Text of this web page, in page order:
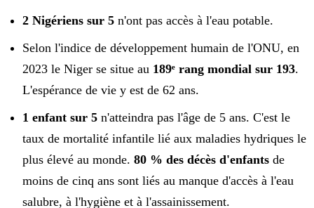
2 Nigériens sur 5 n'ont pas accès à l'eau potable.
Selon l'indice de développement humain de l'ONU, en
2023 le Niger se situe au 189ᵉ rang mondial sur 193.
L'espérance de vie y est de 62 ans.
1 enfant sur 5 n'atteindra pas l'âge de 5 ans. C'est le
taux de mortalité infantile lié aux maladies hydriques le
plus élevé au monde. 80 % des décès d'enfants de
moins de cinq ans sont liés au manque d'accès à l'eau
salubre, à l'hygiène et à l'assainissement.